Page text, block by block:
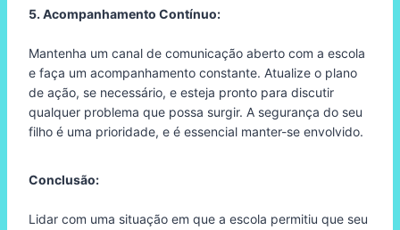
5. Acompanhamento Contínuo:
Mantenha um canal de comunicação aberto com a escola
e faça um acompanhamento constante. Atualize o plano
de ação, se necessário, e esteja pronto para discutir
qualquer problema que possa surgir. A segurança do seu
filho é uma prioridade, e é essencial manter-se envolvido.
Conclusão:
Lidar com uma situação em que a escola permitiu que seu